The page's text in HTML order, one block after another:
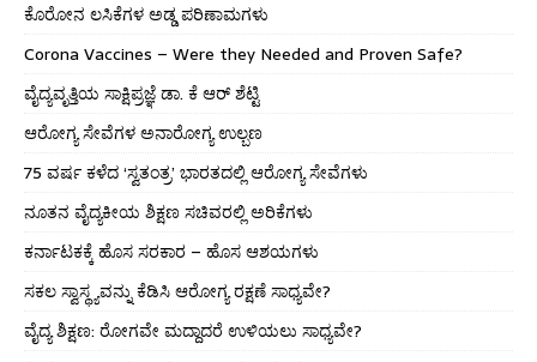
ಕೊರೋನ ಲಸಿಕೆಗಳ ಅಡ್ಡ ಪರಿಣಾಮಗಳು
Corona Vaccines – Were they Needed and Proven Safe?
ವೈದ್ಯವೃತ್ತಿಯ ಸಾಕ್ಷಿಪ್ರಜ್ಞೆ ಡಾ. ಕೆ ಆರ್ ಶೆಟ್ಟಿ
ಆರೋಗ್ಯ ಸೇವೆಗಳ ಅನಾರೋಗ್ಯ ಉಲ್ಬಣ
75 ವರ್ಷ ಕಳೆದ ‘ಸ್ವತಂತ್ರ’ ಭಾರತದಲ್ಲಿ ಆರೋಗ್ಯ ಸೇವೆಗಳು
ನೂತನ ವೈದ್ಯಕೀಯ ಶಿಕ್ಷಣ ಸಚಿವರಲ್ಲಿ ಅರಿಕೆಗಳು
ಕರ್ನಾಟಕಕ್ಕೆ ಹೊಸ ಸರಕಾರ – ಹೊಸ ಆಶಯಗಳು
ಸಕಲ ಸ್ವಾಸ್ಥ್ಯವನ್ನು ಕೆಡಿಸಿ ಆರೋಗ್ಯ ರಕ್ಷಣೆ ಸಾಧ್ಯವೇ?
ವೈದ್ಯ ಶಿಕ್ಷಣ: ರೋಗವೇ ಮದ್ದಾದರೆ ಉಳಿಯಲು ಸಾಧ್ಯವೇ?